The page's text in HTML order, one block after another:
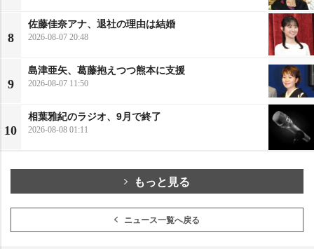
8
佐藤佳奈アナ、退社の理由は結婚
2026-08-07 20:48
9
島津亜矢、葛藤抱えつつ熊本に支援
2026-08-07 11:50
10
相葉雅紀のラジオ、9月で終了
2026-08-08 01:11
もっと見る
ニュース一覧へ戻る